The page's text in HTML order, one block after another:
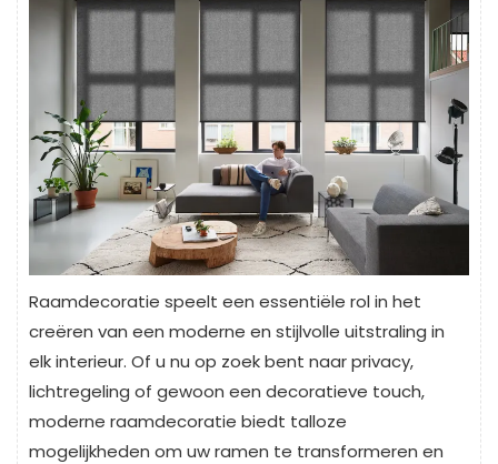
Raamdecoratie speelt een essentiële rol in het
creëren van een moderne en stijlvolle uitstraling in
elk interieur. Of u nu op zoek bent naar privacy,
lichtregeling of gewoon een decoratieve touch,
moderne raamdecoratie biedt talloze
mogelijkheden om uw ramen te transformeren en